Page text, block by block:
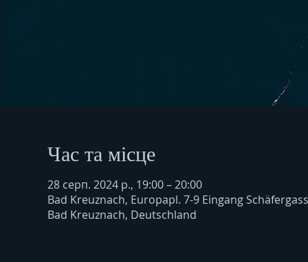
Час та місце
28 серп. 2024 р., 19:00 – 20:00
Bad Kreuznach, Europapl. 7-9 Eingang
Bad Kreuznach, Deutschland